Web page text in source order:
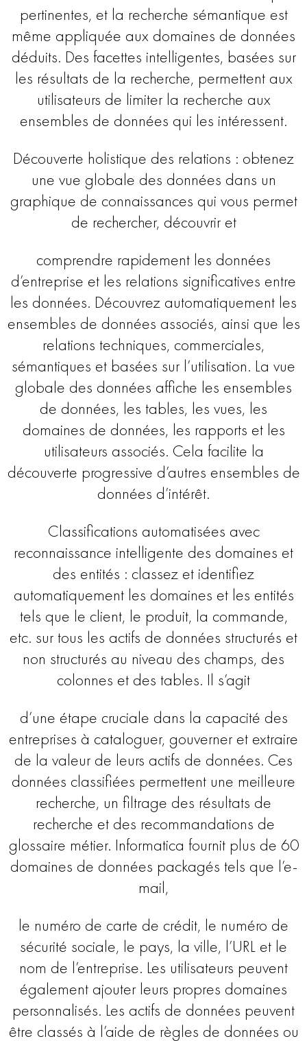
pertinentes, et la recherche sémantique est
même appliquée aux domaines de données
déduits. Des facettes intelligentes, basées sur
les résultats de la recherche, permettent aux
utilisateurs de limiter la recherche aux
ensembles de données qui les intéressent.
Découverte holistique des relations : obtenez
une vue globale des données dans un
graphique de connaissances qui vous permet
de rechercher, découvrir et
comprendre rapidement les données
d’entreprise et les relations significatives entre
les données. Découvrez automatiquement les
ensembles de données associés, ainsi que les
relations techniques, commerciales,
sémantiques et basées sur l’utilisation. La vue
globale des données affiche les ensembles
de données, les tables, les vues, les
domaines de données, les rapports et les
utilisateurs associés. Cela facilite la
découverte progressive d’autres ensembles de
données d’intérêt.
Classifications automatisées avec
reconnaissance intelligente des domaines et
des entités : classez et identifiez
automatiquement les domaines et les entités
tels que le client, le produit, la commande,
etc. sur tous les actifs de données structurés et
non structurés au niveau des champs, des
colonnes et des tables. Il s’agit
d’une étape cruciale dans la capacité des
entreprises à cataloguer, gouverner et extraire
de la valeur de leurs actifs de données. Ces
données classifiées permettent une meilleure
recherche, un filtrage des résultats de
recherche et des recommandations de
glossaire métier. Informatica fournit plus de 60
domaines de données packagés tels que l’e-
mail,
le numéro de carte de crédit, le numéro de
sécurité sociale, le pays, la ville, l’URL et le
nom de l’entreprise. Les utilisateurs peuvent
également ajouter leurs propres domaines
personnalisés. Les actifs de données peuvent
être classés à l’aide de règles de données ou